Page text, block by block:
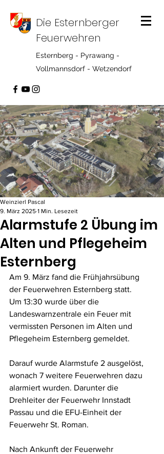
Die Esternberger
Feuerwehren
Esternberg - Pyrawang -
Vollmannsdorf - Wetzendorf
Alarmstufe 2 Übung im
Alten und Pflegeheim
Esternberg
Weinzierl Pascal
9. März 2025 1 Min. Lesezeit
Am 9. März fand die Frühjahrsübung
der Feuerwehren Esternberg statt.
Um 13:30 wurde über die
Landeswarnzentrale ein Feuer mit
vermissten Personen im Alten und
Pflegeheim Esternberg gemeldet.
Darauf wurde Alarmstufe 2 ausgelöst,
wonach 7 weitere Feuerwehren dazu
alarmiert wurden. Darunter die
Drehleiter der Feuerwehr Innstadt
Passau und die EFU-Einheit der
Feuerwehr St. Roman.
Nach Ankunft der Feuerwehr